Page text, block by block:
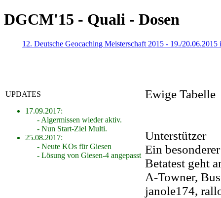
DGCM'15 - Quali - Dosen
12. Deutsche Geocaching Meisterschaft 2015 - 19./20.06.2015
UPDATES
17.09.2017:
- Algermissen wieder aktiv.
- Nun Start-Ziel Multi.
25.08.2017:
- Neute KOs für Giesen
- Lösung von Giesen-4 angepasst
Ewige Tabelle
Unterstützer
Ein
Betatest geht
A-Towner,
janole174,